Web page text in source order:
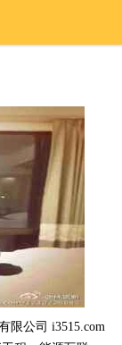
限公司 i3515.com